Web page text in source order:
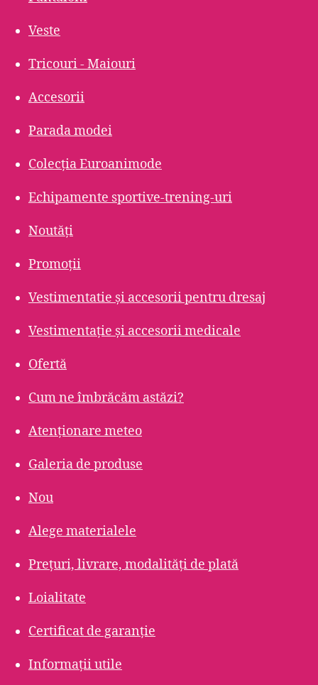
Veste
Tricouri - Maiouri
Accesorii
Parada modei
Colecția Euroanimode
Echipamente sportive-trening-uri
Noutăți
Promoții
Vestimentatie și accesorii pentru dresaj
Vestimentație și accesorii medicale
Ofertă
Cum ne îmbrăcăm astăzi?
Atenționare meteo
Galeria de produse
Nou
Alege materialele
Prețuri, livrare, modalități de plată
Loialitate
Certificat de garanție
Informații utile